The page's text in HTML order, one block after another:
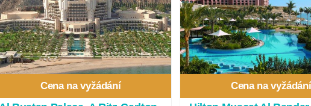
Cena na vyžádání Cena na vyžádání